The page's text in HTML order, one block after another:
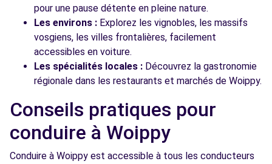
pour une pause détente en pleine nature.
Les environs : Explorez les vignobles, les massifs
vosgiens, les villes frontalières, facilement
accessibles en voiture.
Les spécialités locales : Découvrez la gastronomie
régionale dans les restaurants et marchés de Woippy.
Conseils pratiques pour
conduire à Woippy
Conduire à Woippy est accessible à tous les conducteurs